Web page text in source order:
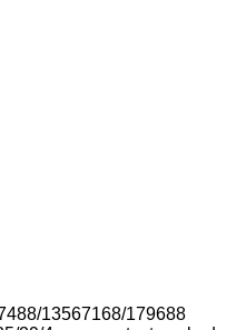
13567168/179688